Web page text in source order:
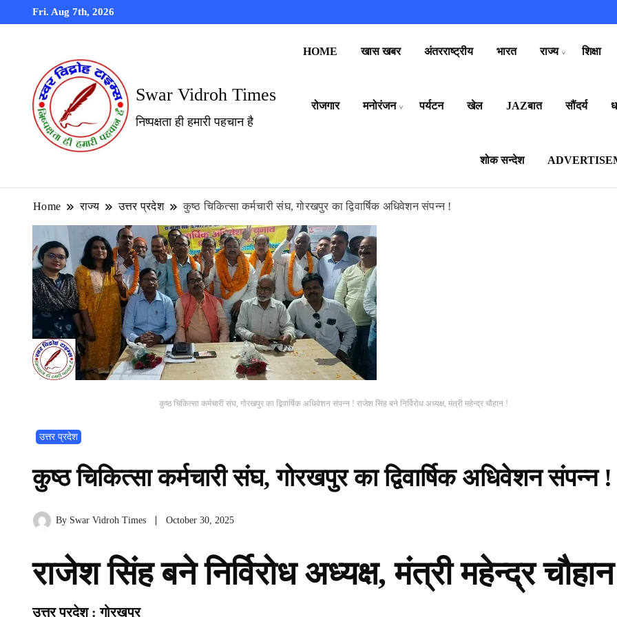
Fri. Aug 7th, 2026
Swar Vidroh Times
निष्पक्षता ही हमारी पहचान है
HOME खास खबर अंतरराष्ट्रीय भारत राज्य शिक्षा
रोजगार मनोरंजन पर्यटन खेल JAZबात सौंदर्य
शोक सन्देश
Home राज्य उत्तर प्रदेश कुष्ठ चिकित्सा कर्मचारी संघ, गोरखपुर का द्विवार्षिक अधिवेशन संपन्न !
कुष्ठ चिकित्सा कर्मचारी संघ, गोरखपुर का द्विवार्षिक अधिवेशन संपन्न ! राजेश सिंह बने निर्विरोध अध्यक्ष, मंत्री महेन्द्र चौहान !
उत्तर प्रदेश
कुष्ठ चिकित्सा कर्मचारी संघ, गोरखपुर का द्विवार्षिक अधिवेशन संपन्न !
By Swar Vidroh Times October 30, 2025
राजेश सिंह बने निर्विरोध अध्यक्ष, मंत्री महेन्द्र
उत्तर प्रदेश : गोरखपुर